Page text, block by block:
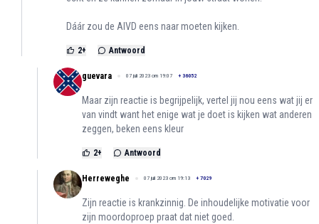
Dáár zou de AIVD eens naar moeten kijken.
2+ Antwoord
guevara 07 juli 2023 om 19:07 + 36052
Maar zijn reactie is begrijpelijk, vertel jij nou eens wat jij er
van vindt want het enige wat je doet is kijken wat anderen
zeggen, beken eens kleur
2+ Antwoord
Herreweghe 07 juli 2023 om 19:13 + 7029
Zijn reactie is krankzinnig. De inhoudelijke motivatie voor
zijn moordoproep praat dat niet goed.